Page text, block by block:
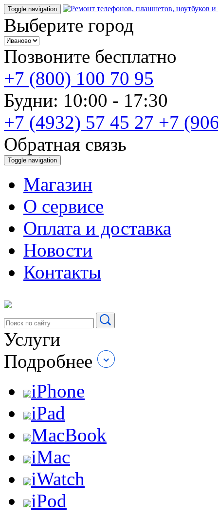
Toggle navigation
Выберите город
Позвоните бесплатно
+7 (800) 100 70 95
Будни: 10:00 - 17:30
+7 (4932) 57 45 27 +7
Обратная связь
Toggle navigation
Магазин
О cервисе
Оплата и доставка
Новости
Контакты
Услуги
Подробнее
iPhone
iPad
MacBook
iMac
iWatch
iPod